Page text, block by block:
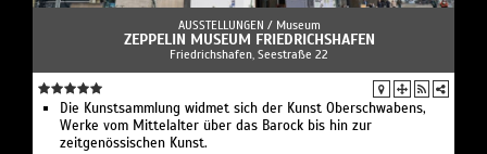
AUSSTELLUNGEN / Museum
ZEPPELIN MUSEUM FRIEDRICHSHAFEN
Friedrichshafen, Seestraße 22
Die Kunstsammlung widmet sich der Kunst Oberschwabens,
Werke vom Mittelalter über das Barock bis hin zur
zeitgenössischen Kunst.